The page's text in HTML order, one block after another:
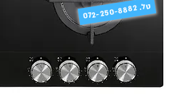
072-250-8882 .טל